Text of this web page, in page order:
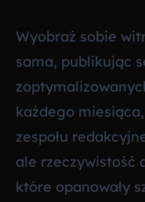
Wyobraź sobie
sama, publikując
każdego
zespołu
ale rzeczywistość
które opanowały